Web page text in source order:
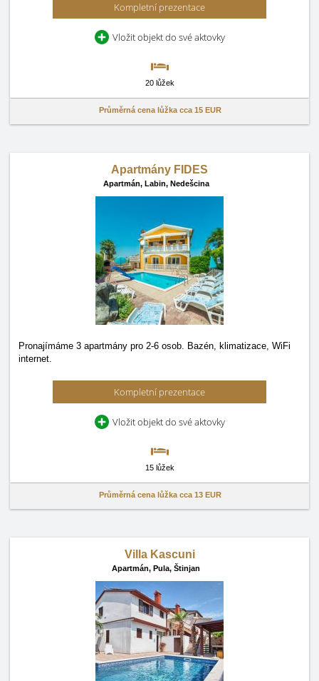
Kompletní prezentace
Vložit objekt do své aktovky
20 lůžek
Průměrná cena lůžka cca 15 EUR
Apartmány FIDES
Apartmán, Labin, Nedešcina
Pronajímáme 3 apartmány pro 2-6 osob. Bazén, klimatizace, WiFi
internet.
Kompletní prezentace
Vložit objekt do své aktovky
15 lůžek
Průměrná cena lůžka cca 13 EUR
Villa Kascuni
Apartmán, Pula, Štinjan